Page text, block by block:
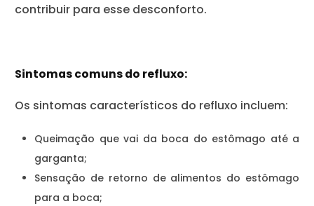
contribuir para esse desconforto.
Sintomas comuns do refluxo:
Os sintomas característicos do refluxo incluem:
Queimação que vai da boca do estômago até a
garganta;
Sensação de retorno de alimentos do estômago
para a boca;